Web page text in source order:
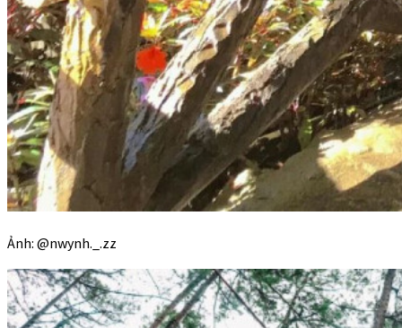
Ảnh: @nwynh._.zz